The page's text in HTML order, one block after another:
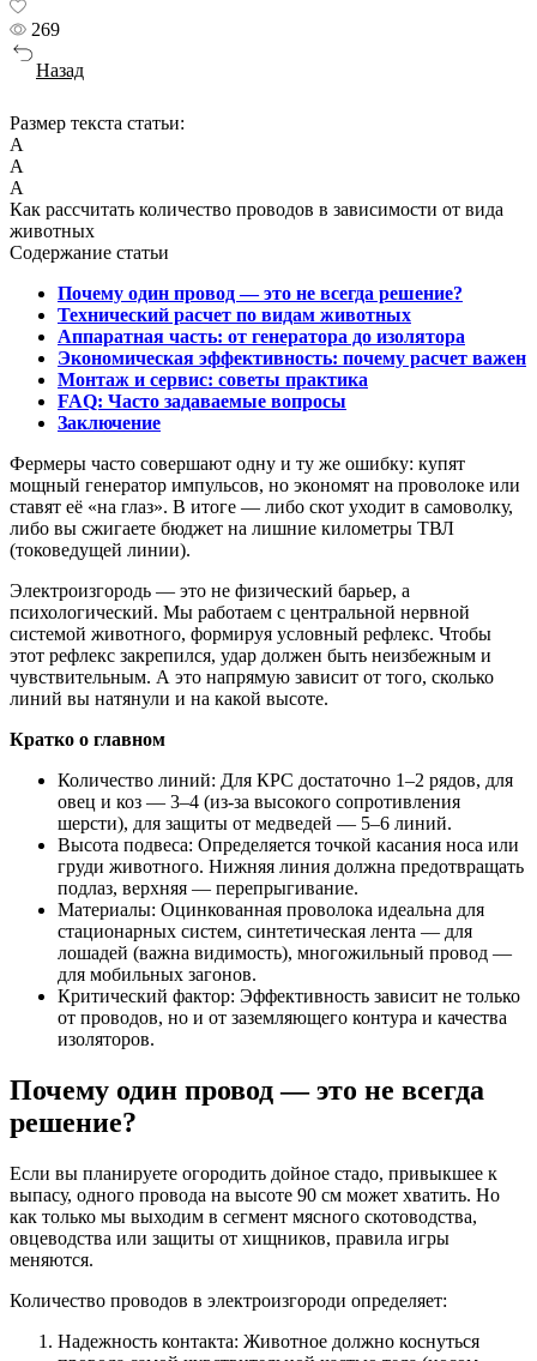
269
Назад
Размер текста статьи:
А
А
А
Как рассчитать количество проводов в зависимости от вида
животных
Содержание статьи
Почему один провод — это не всегда решение?
Технический расчет по видам животных
Аппаратная часть: от генератора до изолятора
Экономическая эффективность: почему расчет важен
Монтаж и сервис: советы практика
FAQ: Часто задаваемые вопросы
Заключение
Фермеры часто совершают одну и ту же ошибку: купят
мощный генератор импульсов, но экономят на проволоке или
ставят её «на глаз». В итоге — либо скот уходит в самоволку,
либо вы сжигаете бюджет на лишние километры ТВЛ
(токоведущей линии).
Электроизгородь — это не физический барьер, а
психологический. Мы работаем с центральной нервной
системой животного, формируя условный рефлекс. Чтобы
этот рефлекс закрепился, удар должен быть неизбежным и
чувствительным. А это напрямую зависит от того, сколько
линий вы натянули и на какой высоте.
Кратко о главном
Количество линий: Для КРС достаточно 1–2 рядов, для
овец и коз — 3–4 (из-за высокого сопротивления
шерсти), для защиты от медведей — 5–6 линий.
Высота подвеса: Определяется точкой касания носа или
груди животного. Нижняя линия должна предотвращать
подлаз, верхняя — перепрыгивание.
Материалы: Оцинкованная проволока идеальна для
стационарных систем, синтетическая лента — для
лошадей (важна видимость), многожильный провод —
для мобильных загонов.
Критический фактор: Эффективность зависит не только
от проводов, но и от заземляющего контура и качества
изоляторов.
Почему один провод — это не всегда
решение?
Если вы планируете огородить дойное стадо, привыкшее к
выпасу, одного провода на высоте 90 см может хватить. Но
как только мы выходим в сегмент мясного скотоводства,
овцеводства или защиты от хищников, правила игры
меняются.
Количество проводов в электроизгороди определяет:
Надежность контакта: Животное должно коснуться